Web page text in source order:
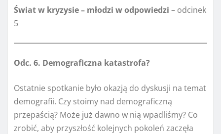
Świat w kryzysie – młodzi w odpowiedzi – odcinek
5
Odc. 6. Demograficzna katastrofa?
Ostatnie spotkanie było okazją do dyskusji na temat
demografii. Czy stoimy nad demograficzną
przepaścią? Może już dawno w nią wpadliśmy? Co
zrobić, aby przyszłość kolejnych pokoleń zaczęła